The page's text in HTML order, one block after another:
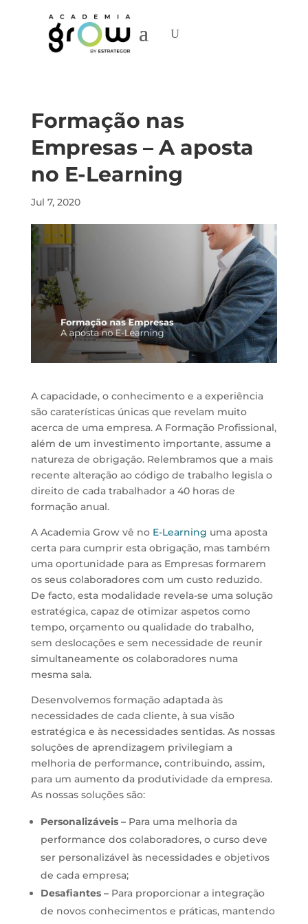
Formação nas
Empresas – A aposta
no E-Learning
Jul 7, 2020
A capacidade, o conhecimento e a experiência
são caraterísticas únicas que revelam muito
acerca de uma empresa. A Formação Profissional,
além de um investimento importante, assume a
natureza de obrigação. Relembramos que a mais
recente alteração ao código de trabalho legisla o
direito de cada trabalhador a 40 horas de
formação anual.
A Academia Grow vê no E-Learning uma aposta
certa para cumprir esta obrigação, mas também
uma oportunidade para as Empresas formarem
os seus colaboradores com um custo reduzido.
De facto, esta modalidade revela-se uma solução
estratégica, capaz de otimizar aspetos como
tempo, orçamento ou qualidade do trabalho,
sem deslocações e sem necessidade de reunir
simultaneamente os colaboradores numa
mesma sala.
Desenvolvemos formação adaptada às
necessidades de cada cliente, à sua visão
estratégica e às necessidades sentidas. As nossas
soluções de aprendizagem privilegiam a
melhoria de performance, contribuindo, assim,
para um aumento da produtividade da empresa.
As nossas soluções são:
Personalizáveis –Para uma melhoria da
performance dos colaboradores, o curso deve
ser personalizável às necessidades e objetivos
de cada empresa;
Desafiantes –Para proporcionar a integração
de novos conhecimentos e práticas, mantendo